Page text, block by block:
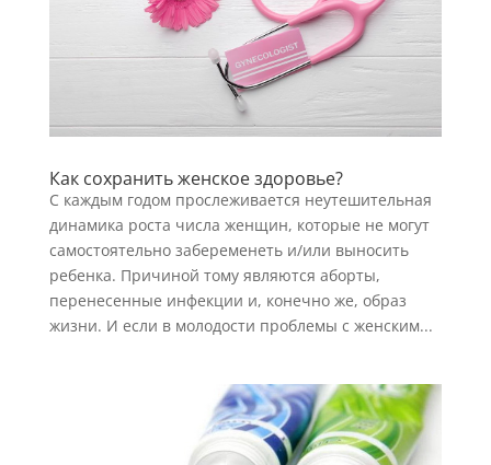
Как сохранить женское здоровье?
С каждым годом прослеживается неутешительная
динамика роста числа женщин, которые не могут
самостоятельно забеременеть и/или выносить
ребенка. Причиной тому являются аборты,
перенесенные инфекции и, конечно же, образ
жизни. И если в молодости проблемы с женским...